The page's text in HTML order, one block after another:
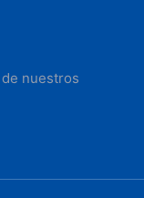
nuestros